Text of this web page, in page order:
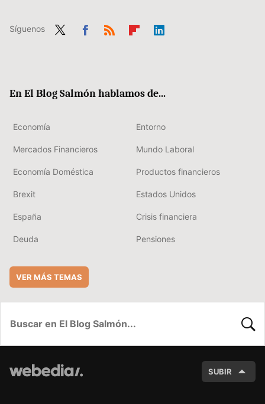
Síguenos
En El Blog Salmón hablamos de...
Economía Entorno
Mercados Financieros Mundo Laboral
Economía Doméstica Productos financieros
Brexit Estados Unidos
España Crisis financiera
Deuda Pensiones
VER MÁS TEMAS
SUBIR